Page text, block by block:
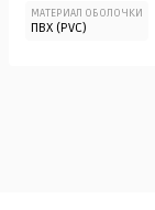
МАТЕРИАЛ ОБОЛОЧКИ
ПВХ (PVC)